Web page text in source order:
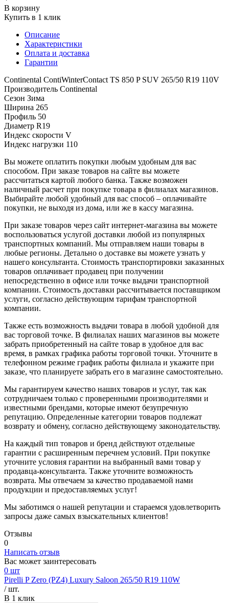
В корзину
Купить в 1 клик
Описание
Характеристики
Оплата и доставка
Гарантии
Continental ContiWinterContact TS 850 P SUV 265/50 R19 110V
Производитель Continental
Сезон Зима
Ширина 265
Профиль 50
Диаметр R19
Индекс скорости V
Индекс нагрузки 110
Вы можете оплатить покупки любым удобным для вас
способом. При заказе товаров на сайте вы можете
рассчитаться картой любого банка. Также возможен
наличный расчет при покупке товара в филиалах магазинов.
Выбирайте любой удобный для вас способ – оплачивайте
покупки, не выходя из дома, или же в кассу магазина.
При заказе товаров через сайт интернет-магазина вы можете
воспользоваться услугой доставки любой из популярных
транспортных компаний. Мы отправляем наши товары в
любые регионы. Детально о доставке вы можете узнать у
нашего консультанта. Стоимость транспортировки заказанных
товаров оплачивает продавец при получении
непосредственно в офисе или точке выдачи транспортной
компании. Стоимость доставки рассчитывается поставщиком
услуги, согласно действующим тарифам транспортной
компании.
Также есть возможность выдачи товара в любой удобной для
вас торговой точке. В филиалах наших магазинов вы можете
забрать приобретенный на сайте товар в удобное для вас
время, в рамках графика работы торговой точки. Уточните в
телефонном режиме график работы филиала и укажите при
заказе, что планируете забрать его в магазине самостоятельно.
Мы гарантируем качество наших товаров и услуг, так как
сотрудничаем только с проверенными производителями и
известными брендами, которые имеют безупречную
репутацию. Определенные категории товаров подлежат
возврату и обмену, согласно действующему законодательству.
На каждый тип товаров и бренд действуют отдельные
гарантии с расширенным перечнем условий. При покупке
уточните условия гарантии на выбранный вами товар у
продавца-консультанта. Также уточните возможность
возврата. Мы отвечаем за качество продаваемой нами
продукции и предоставляемых услуг!
Мы заботимся о нашей репутации и стараемся удовлетворить
запросы даже самых взыскательных клиентов!
Отзывы
0
Написать отзыв
Вас может заинтересовать
0 шт
Pirelli P Zero (PZ4) Luxury Saloon 265/50 R19 110W
/ шт.
В 1 клик